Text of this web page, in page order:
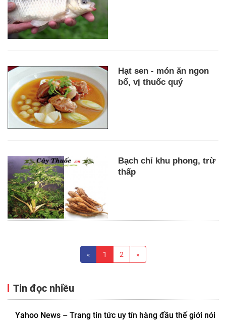
Hạt sen - món ăn ngon
bổ, vị thuốc quý
Bạch chỉ khu phong, trừ
thấp
« 1 2 »
Tin đọc nhiều
Yahoo News – Trang tin tức uy tín hàng đầu thế giới nói